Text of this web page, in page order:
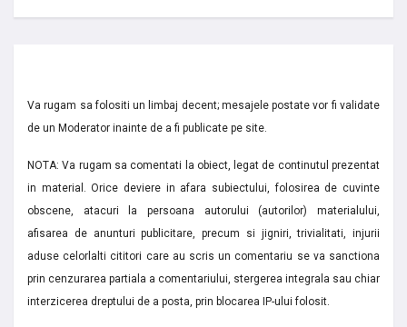
Va rugam sa folositi un limbaj decent; mesajele postate vor fi validate
de un Moderator inainte de a fi publicate pe site.
NOTA: Va rugam sa comentati la obiect, legat de continutul prezentat
in material. Orice deviere in afara subiectului, folosirea de cuvinte
obscene, atacuri la persoana autorului (autorilor) materialului,
afisarea de anunturi publicitare, precum si jigniri, trivialitati, injurii
aduse celorlalti cititori care au scris un comentariu se va sanctiona
prin cenzurarea partiala a comentariului, stergerea integrala sau chiar
interzicerea dreptului de a posta, prin blocarea IP-ului folosit.